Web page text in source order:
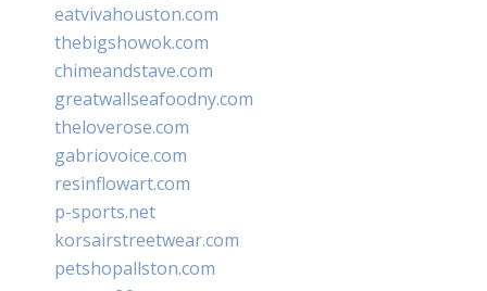
eatvivahouston.com
thebigshowok.com
chimeandstave.com
greatwallseafoodny.com
theloverose.com
gabriovoice.com
resinflowart.com
p-sports.net
korsairstreetwear.com
petshopallston.com